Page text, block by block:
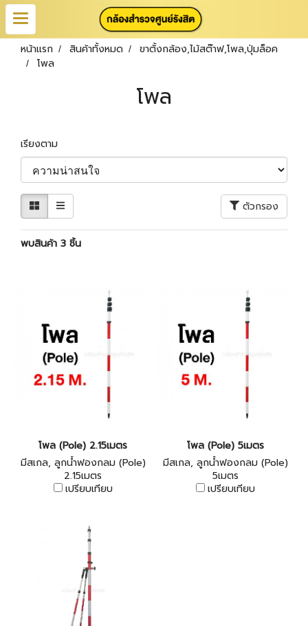
หน้าแรก สินค้าทั้งหมด
ขาตั้งกล้อง,ไม้สต๊าฟ,โพล,ปุ่มล็อค
โพล
โพล
เรียงตาม
ตัวกรอง
พบสินค้า 3 ชิ้น
โพล (Pole) 2.15เมตร
มีสเกล, ลูกน้ำฟองกลม (Pole)
2.15เมตร
เปรียบเทียบ
โพล (Pole) 5เมตร
มีสเกล, ลูกน้ำฟองกลม (Pole)
5เมตร
เปรียบเทียบ